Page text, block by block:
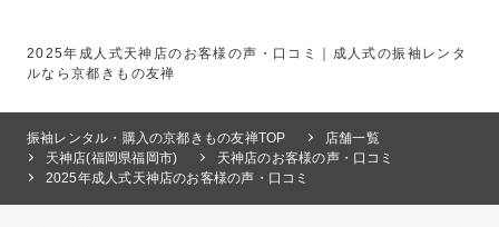
2025年成人式天神店のお客様の声・口コミ｜成人式の振袖レンタ
ルなら京都きもの友禅
振袖レンタル・購入の京都きもの友禅TOP
店舗一覧
天神店(福岡県福岡市)
天神店のお客様の声・口コミ
2025年成人式天神店のお客様の声・口コミ